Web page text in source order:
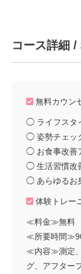
コース詳細 /
無料カウン
◯ ライフスタ
◯ 姿勢チェッ
◯ お食事改善
◯ 生活習慣改
◯ あらゆるお
体験トレー
≪料金≫無料
≪所要時間
≪内容≫測定
グ、アフター